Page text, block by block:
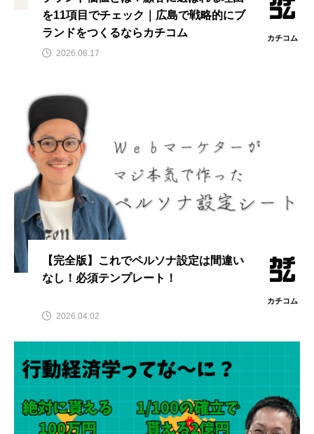
を11項目でチェック｜広島で戦略的にブ
ランドをつくるならカチコム
カチコム
2026.06.17
【完全版】これでペルソナ設定は間違い
なし！必須テンプレート！
カチコム
2026.04.02